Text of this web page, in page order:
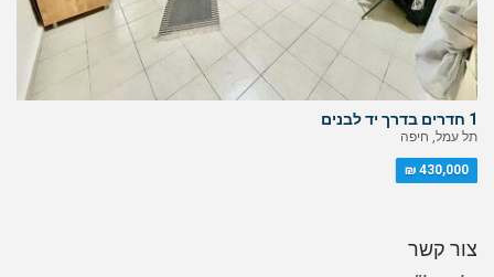
1 חדרים בדרך יד לבנים
תל עמל, חיפה
430,000 ₪
צור קשר